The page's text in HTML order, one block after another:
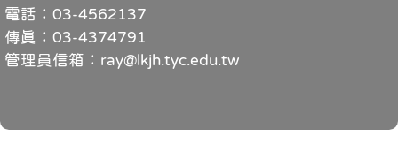
電話：03-4562137
傳真：03-4374791
管理員信箱：ray@lkjh.tyc.edu.tw